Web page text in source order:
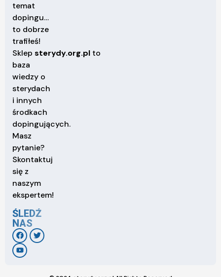
temat
dopingu…
to dobrze
trafiłeś!
Sklep sterydy.org.pl to
baza
wiedzy o
sterydach
i innych
środkach
dopingujących.
Masz
pytanie?
Skontaktuj
się z
naszym
ekspertem!
ŚLEDŹ
NAS